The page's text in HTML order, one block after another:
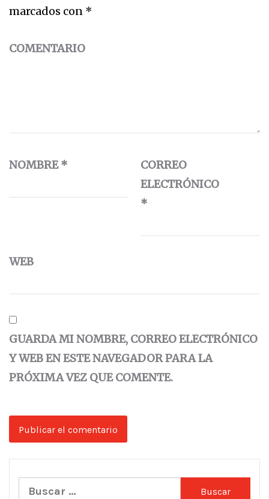
marcados con *
COMENTARIO
NOMBRE*
CORREO
ELECTRÓNICO
*
WEB
GUARDA MI NOMBRE, CORREO ELECTRÓNICO
Y WEB EN ESTE NAVEGADOR PARA LA
PRÓXIMA VEZ QUE COMENTE.
Buscar: